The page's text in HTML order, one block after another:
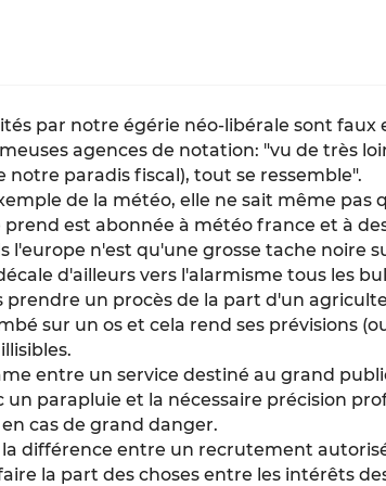
par notre égérie néo-libérale sont
agences de notation: "vu de très
notre paradis fiscal), tout se ressemble".
de la météo, elle ne sait même pas
est abonnée à météo france et à
l'europe n'est qu'une grosse tache noire
d'ailleurs vers l'alarmisme tous les
prendre un procès de la part d'un
sur un os et cela rend ses prévisions
entre un service destiné au grand
un parapluie et la nécessaire précision
cas de grand danger.
la différence entre un recrutement
la part des choses entre les intérêts